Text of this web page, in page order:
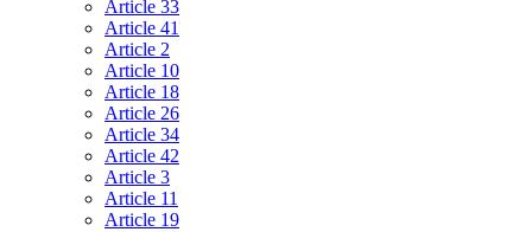
Article 33
Article 41
Article 2
Article 10
Article 18
Article 26
Article 34
Article 42
Article 3
Article 11
Article 19